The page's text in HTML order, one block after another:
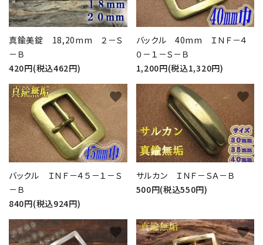
真鍮美錠 18,20mm ２－Ｓ
－Ｂ
420円(税込462円)
バックル 40mm ＩＮＦ－４
０－１－Ｓ－Ｂ
1,200円(税込1,320円)
バックル ＩＮＦ－４５－１－Ｓ
－Ｂ
840円(税込924円)
favorite
サルカン ＩＮＦ－ＳＡ－Ｂ
500円(税込550円)
favorite
favorite favorite